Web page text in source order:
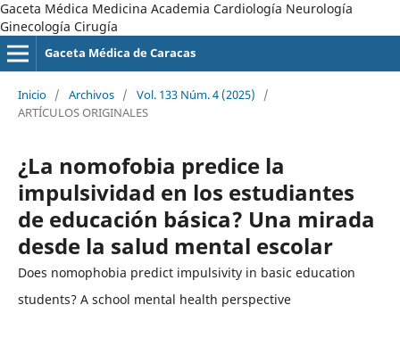
Gaceta Médica Medicina Academia Cardiología Neurología
Ginecología Cirugía
Gaceta Médica de Caracas
Inicio / Archivos / Vol. 133 Núm. 4 (2025)
/
ARTÍCULOS ORIGINALES
¿La nomofobia predice la
impulsividad en los estudiantes
de educación básica? Una mirada
desde la salud mental escolar
Does nomophobia predict impulsivity in basic education
students? A school mental health perspective